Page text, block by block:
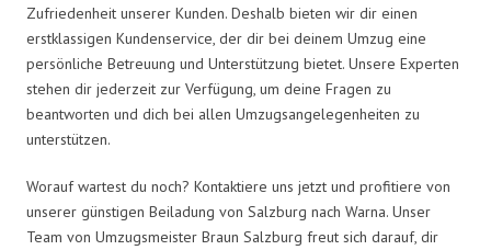
Zufriedenheit unserer Kunden. Deshalb bieten wir dir einen
erstklassigen Kundenservice, der dir bei deinem Umzug eine
persönliche Betreuung und Unterstützung bietet. Unsere Experten
stehen dir jederzeit zur Verfügung, um deine Fragen zu
beantworten und dich bei allen Umzugsangelegenheiten zu
unterstützen.
Worauf wartest du noch? Kontaktiere uns jetzt und profitiere von
unserer günstigen Beiladung von Salzburg nach Warna. Unser
Team von Umzugsmeister Braun Salzburg freut sich darauf, dir